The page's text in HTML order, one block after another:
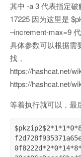
其中 -a 3 代表指定
17225 因为这里是
–increment-max=9 代
具体参数可以根据需
找，
https://hashcat.net/
https://hashcat.net/
等着执行就可以，最